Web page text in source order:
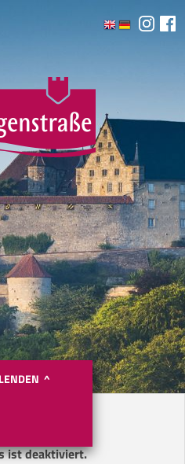
^
ist deaktiviert.